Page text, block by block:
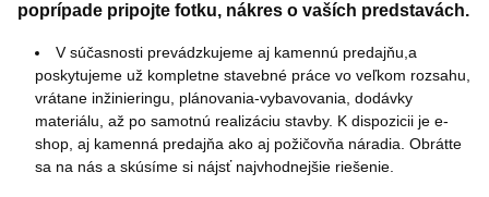
poprípade pripojte fotku, nákres o vaších predstavách.
V súčasnosti prevádzkujeme aj kamennú predajňu,a
poskytujeme už kompletne stavebné práce vo veľkom rozsahu,
vrátane inžinieringu, plánovania-vybavovania, dodávky
materiálu, až po samotnú realizáciu stavby. K dispozicii je e-
shop, aj kamenná predajňa ako aj požičovňa náradia. Obrátte
sa na nás a skúsíme si nájsť najvhodnejšie riešenie.